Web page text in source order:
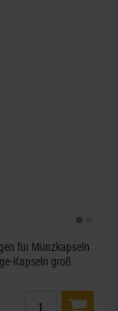
für Münzkapseln
Kapseln groß